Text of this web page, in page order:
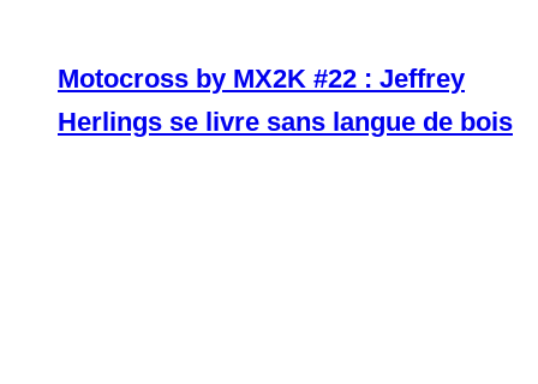
Motocross by MX2K #22 : Jeffrey
Herlings se livre sans langue de bois